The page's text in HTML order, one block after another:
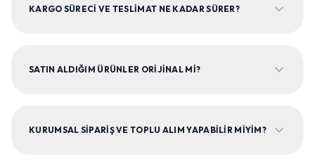
KARGO SÜRECI VE TESLIMAT NE KADAR SÜRER?
SATIN ALDIĞIM ÜRÜNLER ORIJINAL MI?
KURUMSAL SIPARIŞ VE TOPLU ALIM YAPABILIR MIYIM?